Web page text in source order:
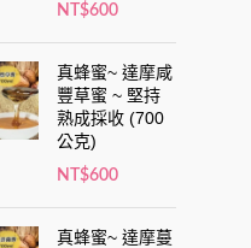
NT$600
真蜂蜜~ 達摩咸
豐草蜜 ~ 堅持
熟成採收 (700
公克)
NT$600
真蜂蜜~ 達摩蔓